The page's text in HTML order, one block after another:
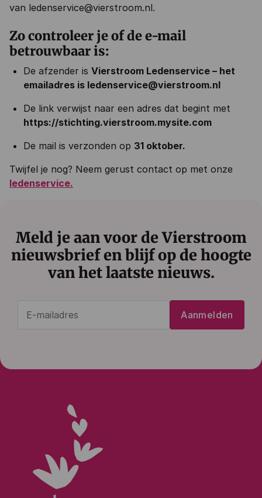
van ledenservice@vierstroom.nl.
Zo controleer je of de e-mail
betrouwbaar is:
De afzender is Vierstroom Ledenservice – het
emailadres is ledenservice@vierstroom.nl
De link verwijst naar een adres dat begint met
https://stichting.vierstroom.mysite.com
De mail is verzonden op 31 oktober.
Twijfel je nog? Neem gerust contact op met onze
ledenservice.
Meld je aan voor de Vierstroom
nieuwsbrief en blijf op de hoogte
van het laatste nieuws.
Aanmelden